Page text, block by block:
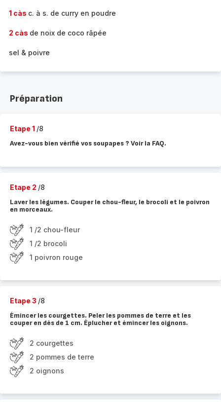
1 càs c. à s. de curry en poudre
2 càs de noix de coco râpée
sel & poivre
Préparation
Etape 1 /8
Avez-vous bien vérifié vos soupapes ? Voir la FAQ.
Etape 2 /8
Laver les légumes. Couper le chou-fleur, le brocoli et le poivron
en morceaux.
1 /2 chou-fleur
1 /2 brocoli
1 poivron rouge
Etape 3 /8
Émincer les courgettes. Peler les pommes de terre et les
couper en dés de 1 cm. Éplucher et émincer les oignons.
2 courgettes
2 pommes de terre
2 oignons